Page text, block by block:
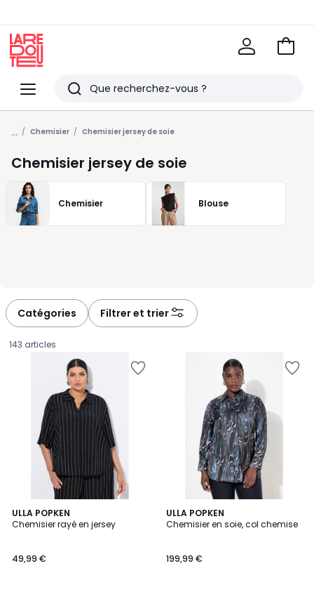
Menu
Redoute
Rechercher
Derniers
articles
vus
Voir
... Chemisier Chemisier jersey de soie
Chemisier jersey de soie
Chemisier Blouse
Catégories Filtrer et trier
143 articles
ULLA POPKEN
Chemisier rayé en jersey
€.
49,99 €
3
Couleurs
ULLA POPKEN
Chemisier en soie, col chemise
199,99 €
4
/